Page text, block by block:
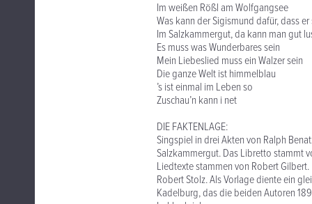
Im weißen Rößl am Wolfgangsee
Was kann der Sigismund dafür, dass
Im Salzkammergut, da kann man gut
Es muss was Wunderbares sein
Mein Liebeslied muss ein Walzer sein
Die ganze Welt ist himmelblau
’s ist einmal im Leben so
Zuschau’n kann i net
DIE FAKTENLAGE:
Singspiel in drei Akten von Ralph
Salzkammergut. Das Libretto stammt
Liedtexte stammen von Robert
Robert Stolz. Als Vorlage diente ein
Kadelburg, das die beiden Autoren